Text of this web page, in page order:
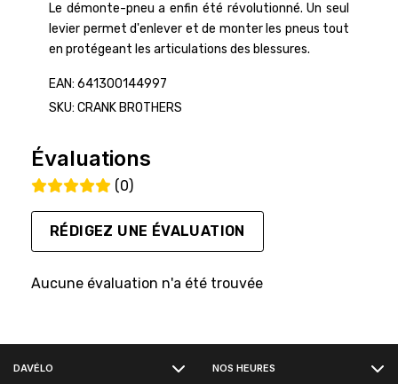
Le démonte-pneu a enfin été révolutionné. Un seul
levier permet d'enlever et de monter les pneus tout
en protégeant les articulations des blessures.
EAN: 641300144997
SKU: CRANK BROTHERS
Évaluations
(0)
RÉDIGEZ UNE ÉVALUATION
Aucune évaluation n'a été trouvée
DAVÉLO NOS HEURES